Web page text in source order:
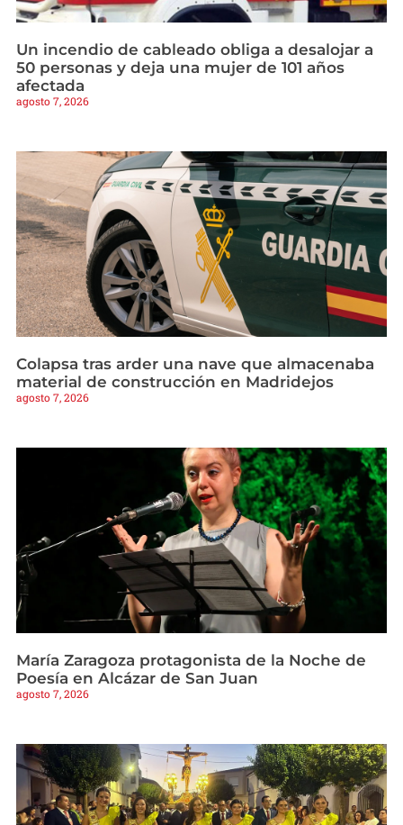
Un incendio de cableado obliga a desalojar a
50 personas y deja una mujer de 101 años
afectada
agosto 7, 2026
Colapsa tras arder una nave que almacenaba
material de construcción en Madridejos
agosto 7, 2026
María Zaragoza protagonista de la Noche de
Poesía en Alcázar de San Juan
agosto 7, 2026